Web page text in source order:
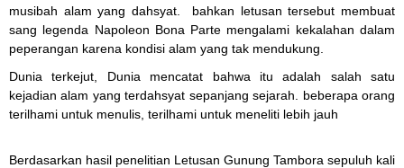
musibah alam yang dahsyat. bahkan letusan tersebut membuat
sang legenda Napoleon Bona Parte mengalami kekalahan dalam
peperangan karena kondisi alam yang tak mendukung.
Dunia terkejut, Dunia mencatat bahwa itu adalah salah satu
kejadian alam yang terdahsyat sepanjang sejarah. beberapa orang
terilhami untuk menulis, terilhami untuk meneliti lebih jauh
Berdasarkan hasil penelitian Letusan Gunung Tambora sepuluh kali